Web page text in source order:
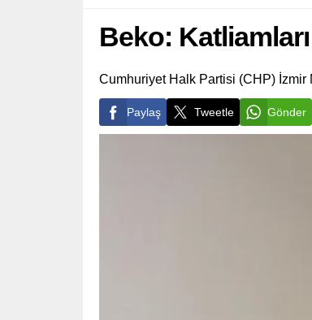
Beko:
Cumhuriyet Halk Partisi (CHP) İzmir
Paylaş Tweetle Gönder